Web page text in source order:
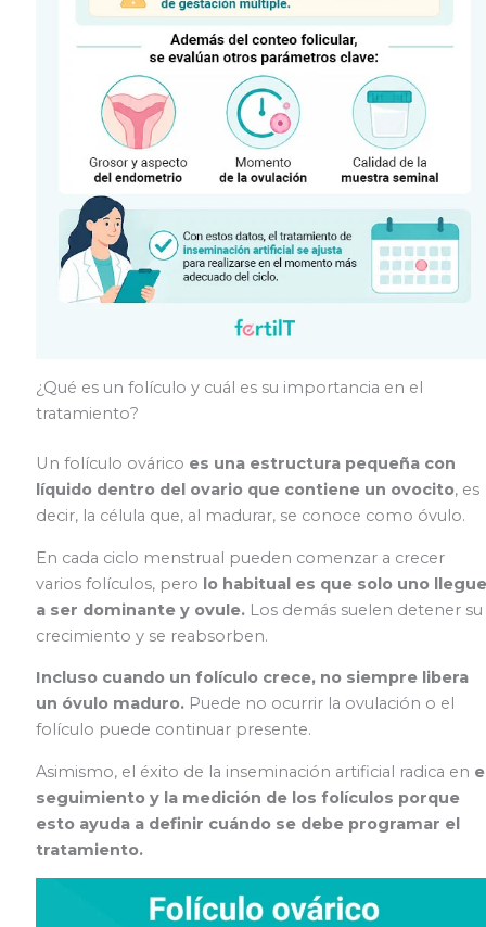
¿Qué es un folículo y cuál es su importancia en el
tratamiento?
Un folículo ovárico es una estructura pequeña con
líquido dentro del ovario que contiene un ovocito, es
decir, la célula que, al madurar, se conoce como óvulo.
En cada ciclo menstrual pueden comenzar a crecer
varios folículos, pero lo habitual es que solo uno llegue
a ser dominante y ovule.Los demás suelen detener su
crecimiento y se reabsorben.
Incluso cuando un folículo crece, no siempre libera
un óvulo maduro.Puede no ocurrir la ovulación o el
folículo puede continuar presente.
Asimismo, el éxito de la inseminación artificial radica en
seguimiento y la medición de los folículos porque
esto ayuda a definir cuándo se debe programar el
tratamiento.